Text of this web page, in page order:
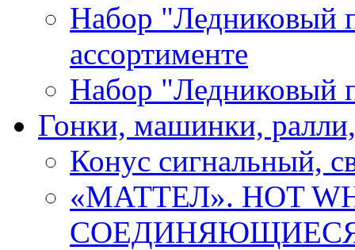
Набор "Ледниковый
ассортименте
Набор "Ледниковый
Гонки, машинки,
Конус сигнальный,
«МАТТЕЛ». HOT